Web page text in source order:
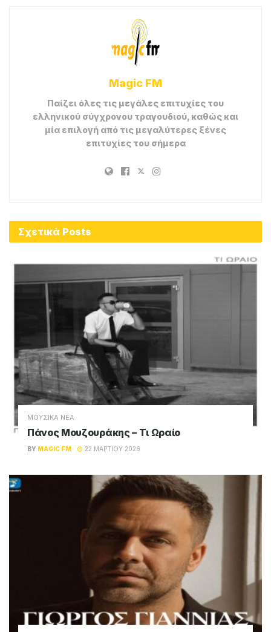
Magic FM
Παίζει όλες τις μεγάλες επιτυχίες του
ελληνικού σύγχρονου τραγουδιού, καθώς και
μία επιλογή από τις μεγαλύτερες ξένες
επιτυχίες του σήμερα
Σχετικά Posts
ΜΟΥΣΙΚΑ ΝΕΑ
Πάνος Μουζουράκης – Τι Ωραίο
BY MAGIC FM 22 ΜΑΡΤΊΟΥ 2026